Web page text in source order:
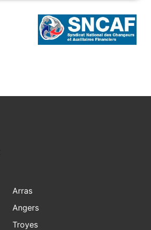
Arras
Angers
Troyes